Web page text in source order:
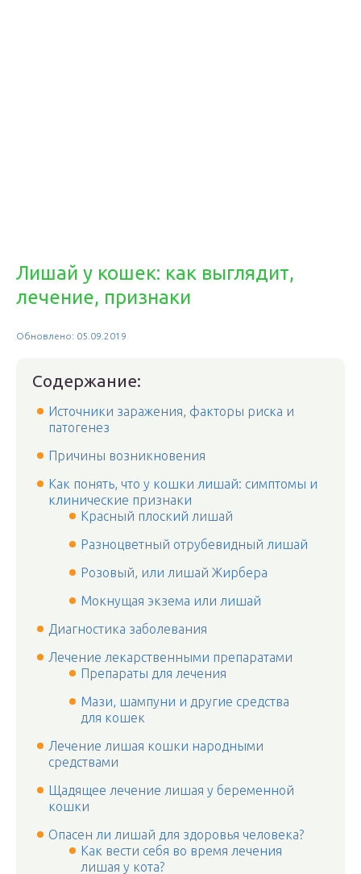
Лишай у кошек: как выглядит,
лечение, признаки
Обновлено: 05.09.2019
Содержание:
Источники заражения, факторы риска и
патогенез
Причины возникновения
Как понять, что у кошки лишай: симптомы и
клинические признаки
Красный плоский лишай
Разноцветный отрубевидный лишай
Розовый, или лишай Жирбера
Мокнущая экзема или лишай
Диагностика заболевания
Лечение лекарственными препаратами
Препараты для лечения
Мази, шампуни и другие средства
для кошек
Лечение лишая кошки народными
средствами
Щадящее лечение лишая у беременной
кошки
Опасен ли лишай для здоровья человека?
Как вести себя во время лечения
лишая у кота?